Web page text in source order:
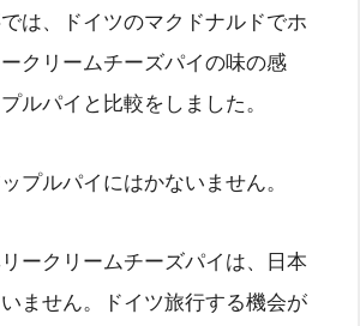
は、ドイツのマクドナルドでホ
クリームチーズパイの味の感
ルパイと比較をしました。
プルパイにはかないません。
ークリームチーズパイは、日本
ません。ドイツ旅行する機会が